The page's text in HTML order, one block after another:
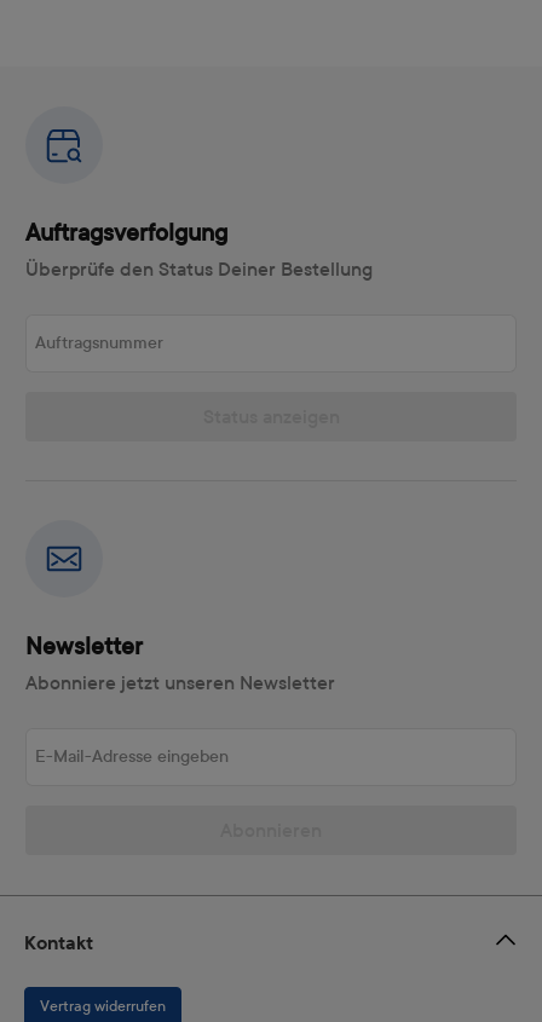
Auftragsverfolgung
Überprüfe den Status Deiner Bestellung
Newsletter
Abonniere jetzt unseren Newsletter
Kontakt
Vertrag widerrufen